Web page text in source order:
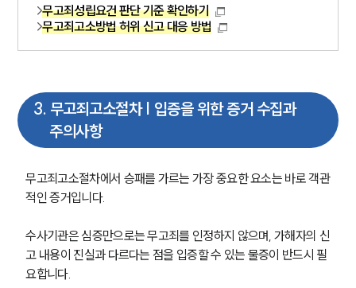
무고죄성립요건 판단 기준 확인하기
무고죄고소방법 허위 신고 대응 방법
3. 무고죄고소절차 | 입증을 위한 증거 수집과
주의사항
무고죄고소절차에서 승패를 가르는 가장 중요한 요소는 바로 객관
적인 증거입니다.
수사기관은 심증만으로는 무고죄를 인정하지 않으며, 가해자의 신
고 내용이 진실과 다르다는 점을 입증할 수 있는 물증이 반드시 필
요합니다.